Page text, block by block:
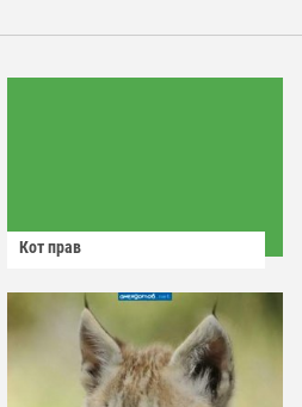
Кот прав